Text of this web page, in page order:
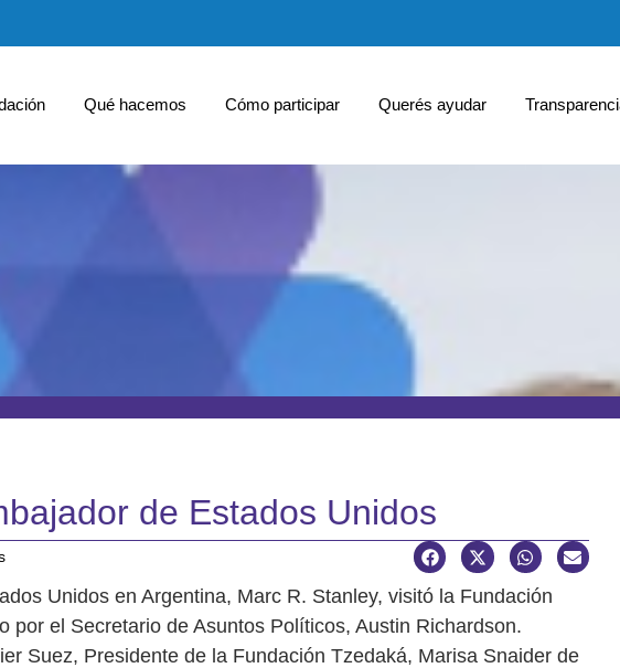
Qué hacemos Cómo participar Querés ayudar
de Estados Unidos
Unidos en Argentina, Marc R. Stanley, visitó la Fundación
por el Secretario de Asuntos Políticos, Austin Richardson.
Suez, Presidente de la Fundación Tzedaká, Marisa Snaider de